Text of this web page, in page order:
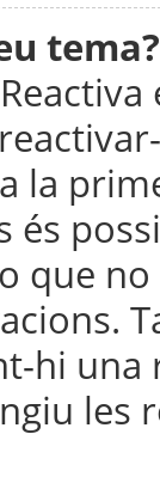
tema?
la
és
que
hi una
les